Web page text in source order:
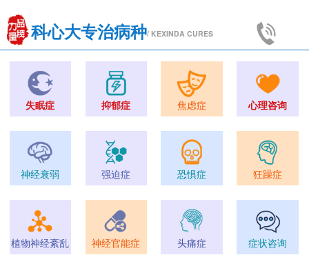
科心大专治病种/ KEXINDA CURES
失眠症 抑郁症 焦虑症 心理咨询
神经衰弱 强迫症 恐惧症 狂躁症
植物神经紊乱 神经官能症 头痛症 症状咨询